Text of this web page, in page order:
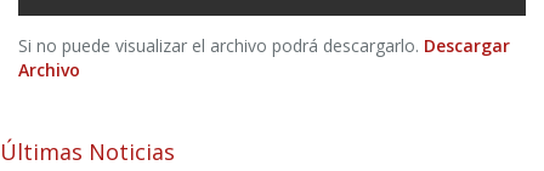
Si no puede visualizar el archivo podrá descargarlo. Descargar
Archivo
Últimas Noticias